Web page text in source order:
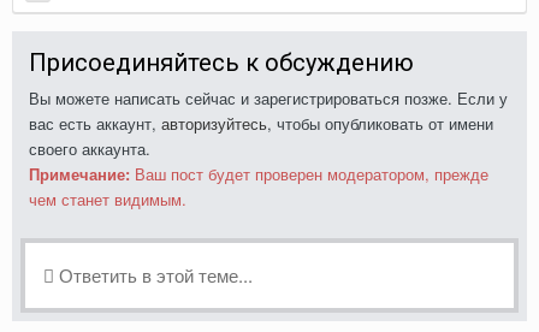
Присоединяйтесь к обсуждению
Вы можете написать сейчас и зарегистрироваться позже. Если у
вас есть аккаунт, авторизуйтесь, чтобы опубликовать от имени
своего аккаунта.
Примечание: Ваш пост будет проверен модератором, прежде
чем станет видимым.
Ответить в этой теме...